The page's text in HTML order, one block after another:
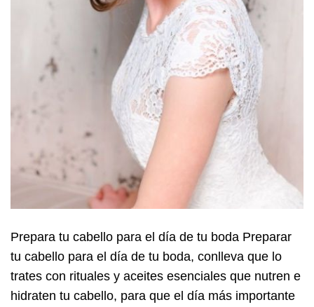
Prepara tu cabello para el día de tu boda Preparar
tu cabello para el día de tu boda, conlleva que lo
trates con rituales y aceites esenciales que nutren e
hidraten tu cabello, para que el día más importante